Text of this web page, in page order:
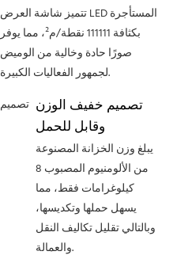
تتميز شاشة العرض LED المستأجرة
بكثافة 111111 نقطة/م²، مما يوفر
صورًا حادة وخالية من الوميض
لجمهور الفعاليات الكبيرة.
تصميم خفيف الوزن
وقابل للحمل
يبلغ وزن الخزانة المصنوعة
من الألومنيوم المصبوب 8
كيلوغرامات فقط، مما
يسهل حملها وتكديسها،
وبالتالي تقليل تكاليف النقل
والعمالة.